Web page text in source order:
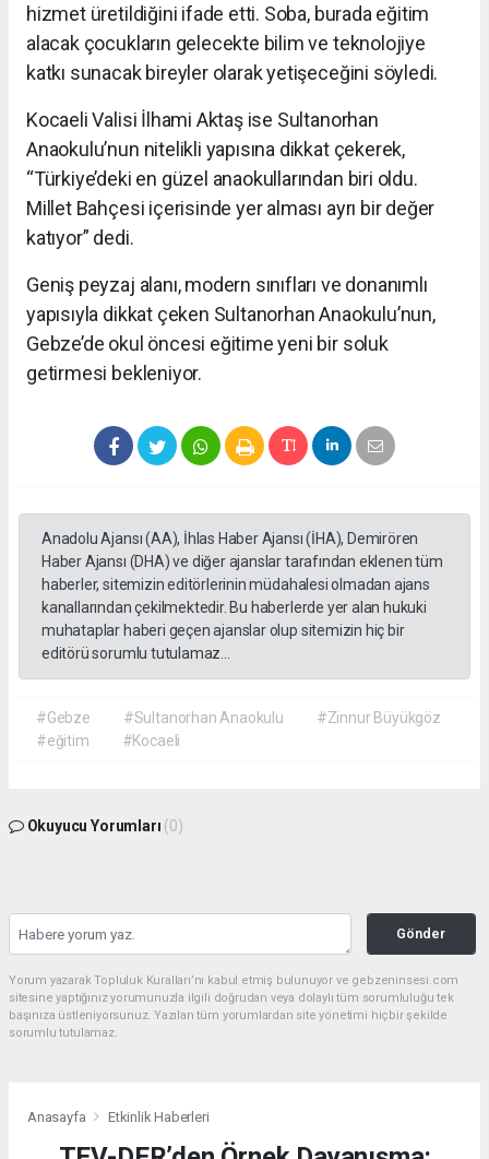
hizmet üretildiğini ifade etti. Soba, burada eğitim
alacak çocukların gelecekte bilim ve teknolojiye
katkı sunacak bireyler olarak yetişeceğini söyledi.
Kocaeli Valisi İlhami Aktaş ise Sultanorhan
Anaokulu’nun nitelikli yapısına dikkat çekerek,
“Türkiye’deki en güzel anaokullarından biri oldu.
Millet Bahçesi içerisinde yer alması ayrı bir değer
katıyor” dedi.
Geniş peyzaj alanı, modern sınıfları ve donanımlı
yapısıyla dikkat çeken Sultanorhan Anaokulu’nun,
Gebze’de okul öncesi eğitime yeni bir soluk
getirmesi bekleniyor.
Anadolu Ajansı (AA), İhlas Haber Ajansı (İHA), Demirören
Haber Ajansı (DHA) ve diğer ajanslar tarafından eklenen tüm
haberler, sitemizin editörlerinin müdahalesi olmadan ajans
kanallarından çekilmektedir. Bu haberlerde yer alan hukuki
muhataplar haberi geçen ajanslar olup sitemizin hiç bir
editörü sorumlu tutulamaz...
#Gebze #Sultanorhan Anaokulu
#Zinnur Büyükgöz
#eğitim
#Kocaeli
Okuyucu Yorumları (0)
Gönder
Yorum yazarak Topluluk Kuralları’nı kabul etmiş bulunuyor ve gebzeninsesi.com
sitesine yaptığınız yorumunuzla ilgili doğrudan veya dolaylı tüm sorumluluğu tek
başınıza üstleniyorsunuz. Yazılan tüm yorumlardan site yönetimi hiçbir şekilde
sorumlu tutulamaz.
Anasayfa Etkinlik Haberleri